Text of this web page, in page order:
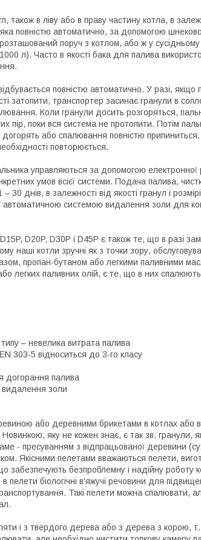
також в ліву або в праву частину котла, в
повністю автоматично, за допомогою
поруч з котлом, або ж у
л). Часто в якості бака для палива
повністю автоматично. У разі, якщо
затопити, транспортер засинає гранули в
Коли гранули досить розгоряться,
пір, поки вся система не протопити. Потім
або спалювання повністю
повторюється.
управляються за допомогою
умов всієї системи. Подача палива,
днів, в залежності від якості гранул і
автоматичною системою видалення золи для
D20P, D30P і D45P є також те, що в разі
наші котли зручні як з точки зору,
пропан-бутаном або легкими паливними
легких паливних олій, є те, що в них
– невелика витрата палива
303-5 відноситься до 3-го класу
догорання палива
видалення золи
або деревними брикетами в котлах або
Новинкою, яку не кожен знає, є так зв. гранули,
- пресуванням з відпрацьованої деревини
Якісними пелетами вважаються пелети,
забезпечують безпроблемну і надійну роботу
біологічні в'яжучі речовини для
Такі пелети можна спалювати,
і з твердого дерева або з дерева з корою, т.